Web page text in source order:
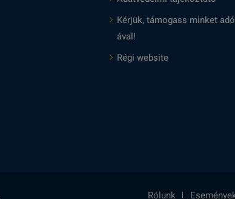
Kérjük, támogass minket
ával!
Régi website
Rólunk